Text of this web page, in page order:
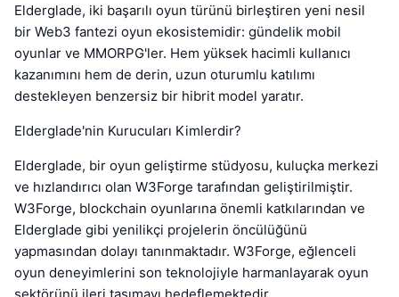
Elderglade, iki başarılı oyun türünü birleştiren yeni nesil
bir Web3 fantezi oyun ekosistemidir: gündelik mobil
oyunlar ve MMORPG'ler. Hem yüksek hacimli kullanıcı
kazanımını hem de derin, uzun oturumlu katılımı
destekleyen benzersiz bir hibrit model yaratır.
Elderglade'nin Kurucuları Kimlerdir?
Elderglade, bir oyun geliştirme stüdyosu, kuluçka merkezi
ve hızlandırıcı olan W3Forge tarafından geliştirilmiştir.
W3Forge, blockchain oyunlarına önemli katkılarından ve
Elderglade gibi yenilikçi projelerin öncülüğünü
yapmasından dolayı tanınmaktadır. W3Forge, eğlenceli
oyun deneyimlerini son teknolojiyle harmanlayarak oyun